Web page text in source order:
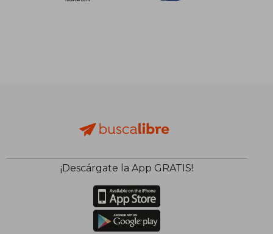
¡Descárgate la App GRATIS!